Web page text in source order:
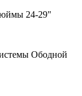
24-29"
Ободной